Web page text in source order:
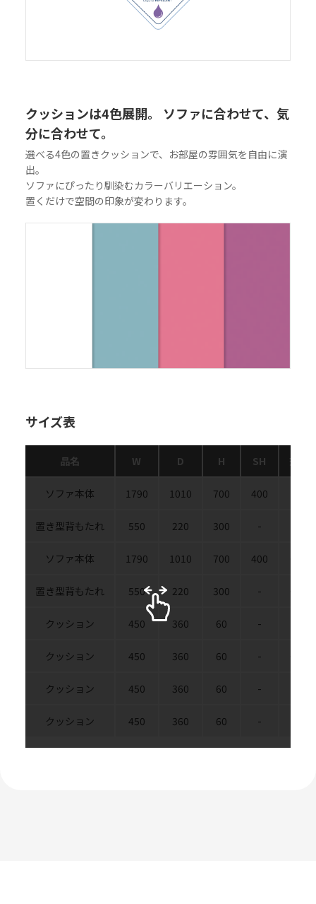
クッションは4色展開。 ソファに合わせて、気
分に合わせて。
選べる4色の置きクッションで、お部屋の雰囲気を自由に演
出。
ソファにぴったり馴染むカラーバリエーション。
置くだけで空間の印象が変わります。
サイズ表
品名 W D H SH 杢色
ソファ本体 1790 1010 700 400
置き型背もたれ 550 220 300 -
ソファ本体 1790 1010 700 400
置き型背もたれ 550 220 300 -
クッション 450 360 60 -
クッション 450 360 60 -
クッション 450 360 60 -
クッション 450 360 60 -